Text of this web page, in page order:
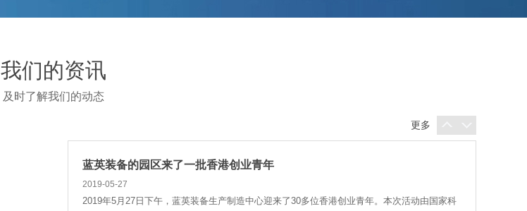
我们的资讯
及时了解我们的动态
2019-06-21
2019年6月19日，蓝英装备与沈阳工业大学机械工程学院、电气工程学院正式签署战略合作协
蓝英装备的园区来了一批香港创业青年
2019-05-27
2019年5月27日下午，蓝英装备生产制造中心迎来了30多位香港创业青年。本次活动由国家科
更多